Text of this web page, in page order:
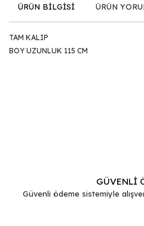
ÜRÜN BİLGİSİ ÜRÜN
TAM KALIP
BOY UZUNLUK 115 CM
Ürün bilgilerinde hatalar
GÜVENLİ
Güvenli ödeme sistemiyle